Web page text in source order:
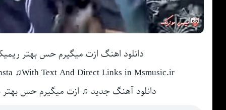
دانلود اهنگ ازت میگیرم حس بهتر
♫With Text And Direct Links in Msmusic.ir
دانلود آهنگ جدید ♫ ازت میگیرم حس